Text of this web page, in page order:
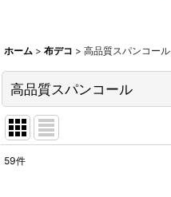
ホーム > 布デコ > 高品質スパンコール
高品質スパンコール
59件